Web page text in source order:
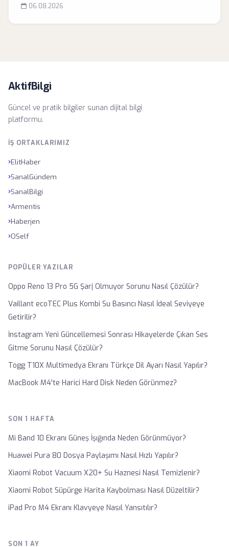
06.08.2026
AktifBilgi
Güncel ve pratik bilgiler sunan dijital bilgi
platformu.
İŞ ORTAKLARIMIZ
›ElitHaber
›SanalGündem
›SanalBilgi
›Armentis
›Haberjen
›OSelf
POPÜLER YAZILAR
Oppo Reno 13 Pro 5G Şarj Olmuyor Sorunu Nasıl Çözülür?
Vaillant ecoTEC Plus Kombi Su Basıncı Nasıl İdeal Seviyeye
Getirilir?
İnstagram Yeni Güncellemesi Sonrası Hikayelerde Çıkan Ses
Gitme Sorunu Nasıl Çözülür?
Togg T10X Multimedya Ekranı Türkçe Dil Ayarı Nasıl Yapılır?
MacBook M4'te Harici Hard Disk Neden Görünmez?
SON 1 HAFTA
Mi Band 10 Ekranı Güneş İşığında Neden Görünmüyor?
Huawei Pura 80 Dosya Paylaşımı Nasıl Hızlı Yapılır?
Xiaomi Robot Vacuum X20+ Su Haznesi Nasıl Temizlenir?
Xiaomi Robot Süpürge Harita Kaybolması Nasıl Düzeltilir?
iPad Pro M4 Ekranı Klavyeye Nasıl Yansıtılır?
SON 1 AY